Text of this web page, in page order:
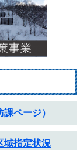
ページ）
域指定状況